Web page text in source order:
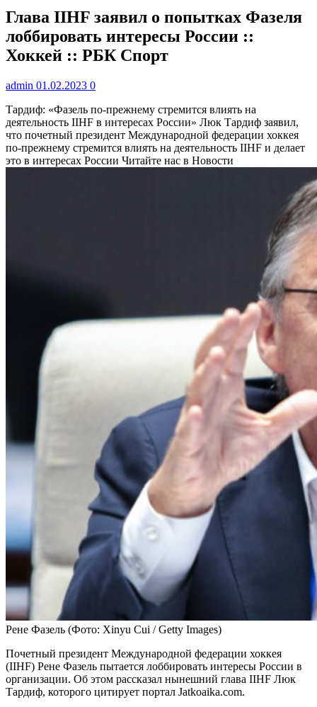
Глава IIHF заявил о попытках Фазеля
лоббировать интересы России ::
Хоккей :: РБК Спорт
admin 01.02.2023 0
Тардиф: «Фазель по-прежнему стремится влиять на
деятельность IIHF в интересах России» Люк Тардиф заявил,
что почетный президент Международной федерации хоккея
по-прежнему стремится влиять на деятельность IIHF и делает
это в интересах России Читайте нас в Новости
Рене Фазель (Фото: Xinyu Cui / Getty Images)
Почетный президент Международной федерации хоккея
(IIHF) Рене Фазель пытается лоббировать интересы России в
организации. Об этом рассказал нынешний глава IIHF Люк
Тардиф, которого цитирует портал Jatkoaika.com.